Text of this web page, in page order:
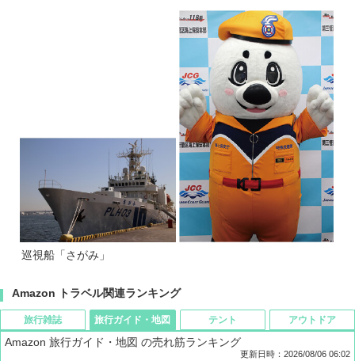
巡視船「さがみ」
Amazon トラベル関連ランキング
旅行雑誌 旅行ガイド・地図
Amazon 旅行ガイド・地図 の売れ筋ランキング
更新日時：2026/08/06 06:02
テント アウトドア